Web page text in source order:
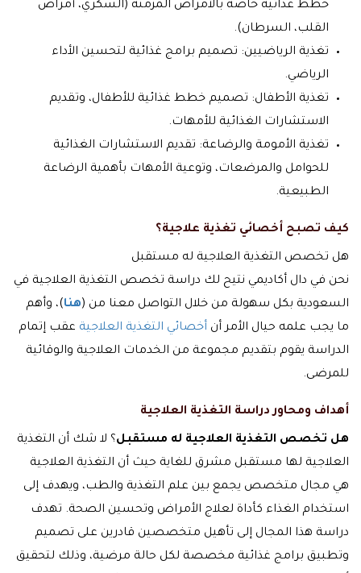
خطط غذائية خاصة بالأمراض المزمنة (السكري، أمراض
القلب، السرطان).
تغذية الرياضيين: تصميم برامج غذائية لتحسين الأداء
الرياضي.
تغذية الأطفال: تصميم خطط غذائية للأطفال، وتقديم
الاستشارات الغذائية للأمهات.
تغذية الأمومة والرضاعة: تقديم الاستشارات الغذائية
للحوامل والمرضعات، وتوعية الأمهات بأهمية الرضاعة
الطبيعية.
كيف تصبح أخصائي تغذية علاجية؟
هل تخصص التغذية العلاجية له مستقبل
نحن في دال أكاديمي نتيح لك دراسة تخصص التغذية العلاجية في
السعودية بكل سهولة من خلال التواصل معنا من (هنا)، وأهم
ما يجب علمه حيال الأمر أن أخصائي التغذية العلاجية عقب إتمام
الدراسة يقوم بتقديم مجموعة من الخدمات العلاجية والوقائية
للمرضى.
أهداف ومحاور دراسة التغذية العلاجية
هل تخصص التغذية العلاجية له مستقبل؟ لا شك أن التغذية
العلاجية لها مستقبل مشرق للغاية حيث أن التغذية العلاجية
هي مجال متخصص يجمع بين علم التغذية والطب، ويهدف إلى
استخدام الغذاء كأداة لعلاج الأمراض وتحسين الصحة. تهدف
دراسة هذا المجال إلى تأهيل متخصصين قادرين على تصميم
وتطبيق برامج غذائية مخصصة لكل حالة مرضية، وذلك لتحقيق